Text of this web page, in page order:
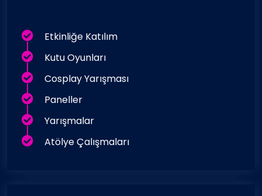
Etkinliğe Katılım
Kutu Oyunları
Cosplay Yarışması
Paneller
Yarışmalar
Atölye Çalışmaları